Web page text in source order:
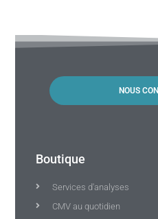
NOUS
Boutique
Services d'analyses
CMV au quotidien